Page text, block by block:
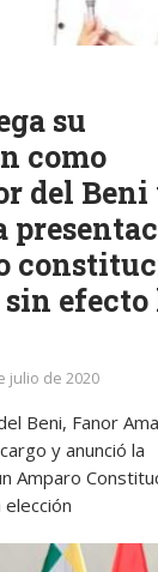
su
como
del Beni
efecto
julio de 2020
Beni, Fanor
y anunció la
Amparo